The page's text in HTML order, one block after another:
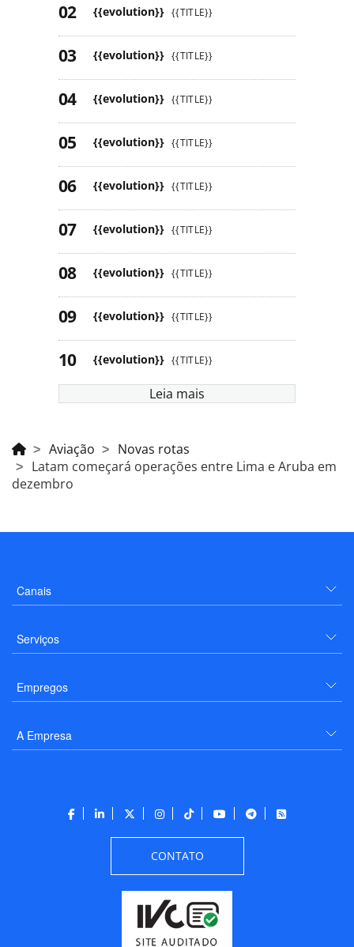
{{evolution}} {{TITLE}}
{{evolution}} {{TITLE}}
{{evolution}} {{TITLE}}
{{evolution}} {{TITLE}}
{{evolution}} {{TITLE}}
{{evolution}} {{TITLE}}
{{evolution}} {{TITLE}}
{{evolution}} {{TITLE}}
{{evolution}} {{TITLE}}
Leia mais
Aviação
Novas rotas
Latam começará operações entre Lima e Aruba em
dezembro
Canais
Serviços
Empregos
A Empresa
CONTATO